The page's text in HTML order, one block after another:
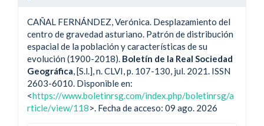
CAÑAL FERNÁNDEZ, Verónica. Desplazamiento del
centro de gravedad asturiano. Patrón de distribución
espacial de la población y características de su
evolución (1900-2018). Boletín de la Real Sociedad
Geográfica, [S.l.], n. CLVI, p. 107-130, jul. 2021. ISSN
2603-6010. Disponible en:
<https://www.boletinrsg.com/index.php/boletinrsg/a
rticle/view/118>. Fecha de acceso: 09 ago. 2026